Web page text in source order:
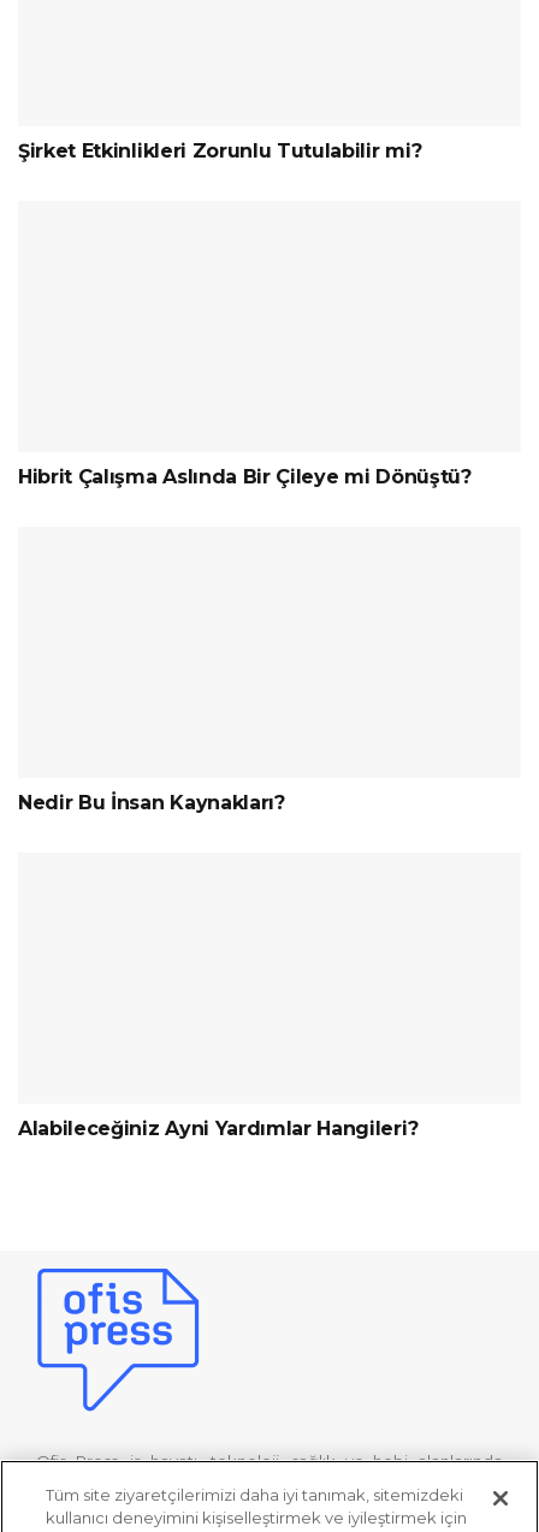
Şirket Etkinlikleri Zorunlu Tutulabilir mi?
Hibrit Çalışma Aslında Bir Çileye mi Dönüştü?
Nedir Bu İnsan Kaynakları?
Alabileceğiniz Ayni Yardımlar Hangileri?
Ofis Press, iş hayatı, teknoloji, sağlık ve hobi alanlarında
online bilgi, kültür ve eğlence platformudur. Ofis Press’in
uzman editörleri tarafından hazırlanan özgün içerikleriyle bu
Tüm site ziyaretçilerimizi daha iyi tanımak, sitemizdeki
kullanıcı deneyimini kişiselleştirmek ve iyileştirmek için